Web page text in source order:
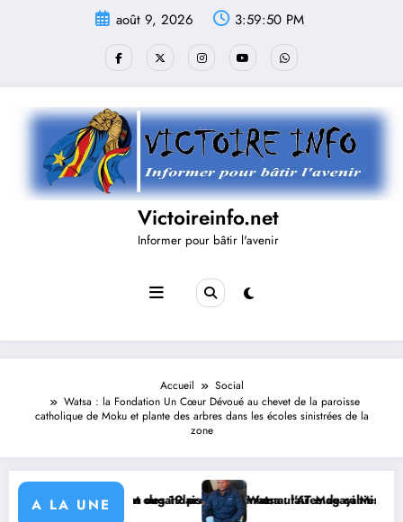
août 9, 2026 3:59:50 PM
Victoireinfo.net
Informer pour bâtir l'avenir
Accueil
Social
Watsa : la Fondation Un Cœur Dévoué au chevet de la paroisse
catholique de Moku et plante des arbres dans les écoles sinistrées de la
zone
A LA UNE
communautaires de cahier de charge signé avec KGM S.A et
Watsa : l’AT Magayi Missa Dieudonné exhorte les